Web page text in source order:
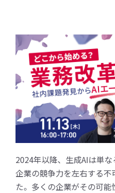
2024年以降、生成AIは単な
企業の競争力を左右する
た。多くの企業がその可